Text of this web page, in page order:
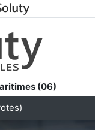
(06)